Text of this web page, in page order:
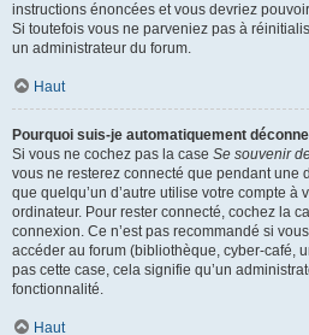
instructions énoncées et vous devriez
Si toutefois vous ne parveniez pas à
un administrateur du forum.
Haut
Pourquoi suis-je automatiquement
Si vous ne cochez pas la case Se souvenir
vous ne resterez connecté que pendant une
que quelqu’un d’autre utilise votre compte à
ordinateur. Pour rester connecté, cochez la
connexion. Ce n’est pas recommandé si
accéder au forum (bibliothèque, cyber-café,
pas cette case, cela signifie qu’un
fonctionnalité.
Haut